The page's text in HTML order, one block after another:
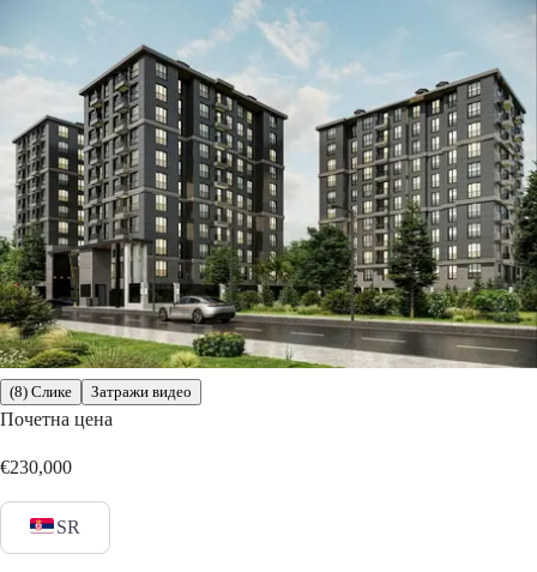
(8) Слике Затражи видео
Почетна цена
€230,000
SR